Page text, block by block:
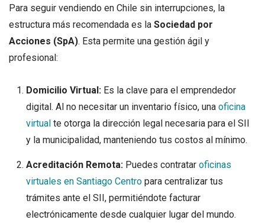
Para seguir vendiendo en Chile sin interrupciones, la
estructura más recomendada es la Sociedad por
Acciones (SpA). Esta permite una gestión ágil y
profesional:
Domicilio Virtual:Es la clave para el emprendedor
digital. Al no necesitar un inventario físico, una oficina
virtualte otorga la dirección legal necesaria para el SII
y la municipalidad, manteniendo tus costos al mínimo.
Acreditación Remota:Puedes contratar oficinas
virtuales en Santiago Centropara centralizar tus
trámites ante el SII, permitiéndote facturar
electrónicamente desde cualquier lugar del mundo.